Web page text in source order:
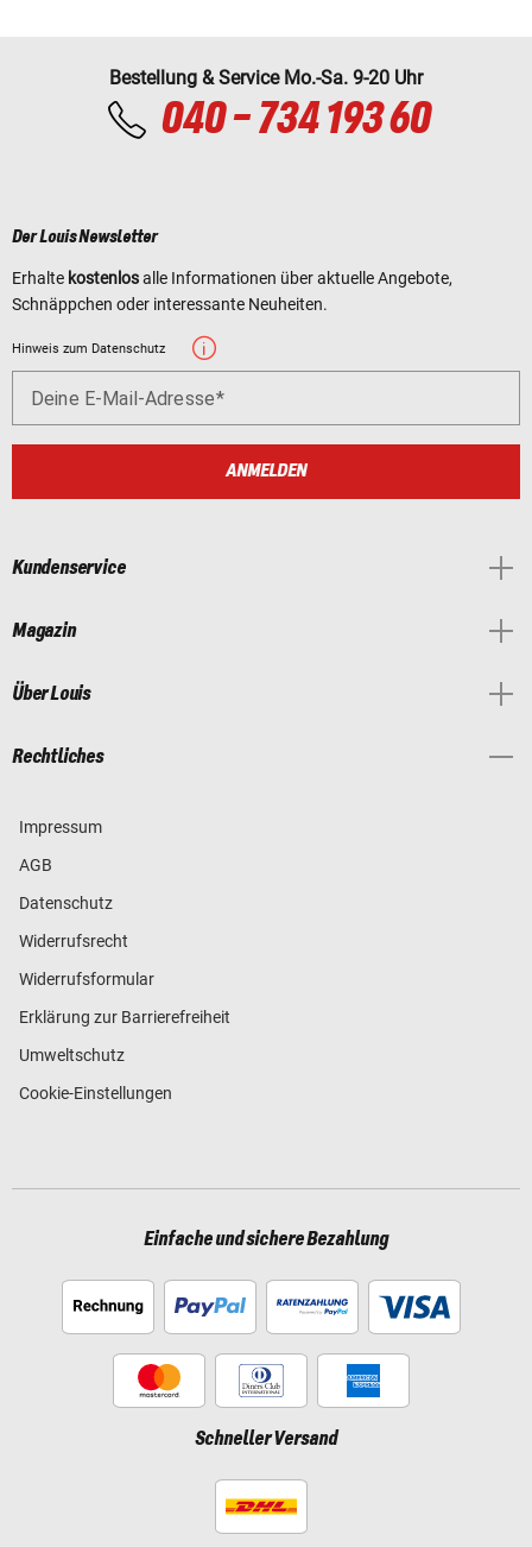
Bestellung & Service Mo.-Sa. 9-20 Uhr
040 - 734 193 60
Der Louis Newsletter
Erhalte kostenlosalle Informationen über aktuelle Angebote,
Schnäppchen oder interessante Neuheiten.
Hinweis zum Datenschutz
Deine E-Mail-Adresse
ANMELDEN
Kundenservice
Magazin
Über Louis
Rechtliches
Impressum
AGB
Datenschutz
Widerrufsrecht
Widerrufsformular
Erklärung zur Barrierefreiheit
Umweltschutz
Cookie-Einstellungen
Einfache und sichere Bezahlung
Schneller Versand